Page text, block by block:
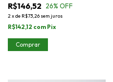
R$146,52 26% OFF
2xde R$73,26 sem juros
R$142,12 com Pix
Comprar